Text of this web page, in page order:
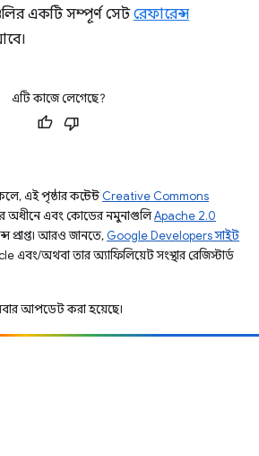
একটি সম্পূর্ণ সেটরেফারেন্স
এটি কাজে লেগেছে?
এই পৃষ্ঠার কন্টেন্ট Creative Commons
অধীনে এবং কোডের নমুনাগুলিApache 2.0
প্রাপ্ত। আরও জানতে, Google Developers সাইট
এবং/অথবা তার অ্যাফিলিয়েট সংস্থার রেজিস্টার্ড
আপডেট করা হয়েছে।